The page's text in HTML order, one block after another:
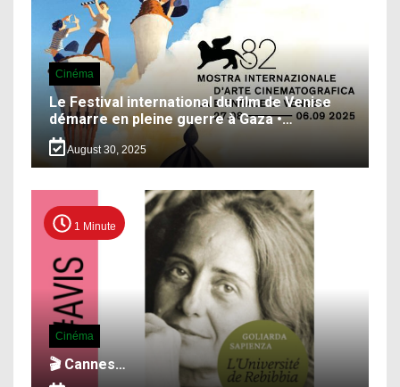
Cinéma
Le Festival international du film de Venise
démarre en pleine guerre à Gaza •…
August 30, 2025
1 Minute
Cinéma
🎬 Cannes…